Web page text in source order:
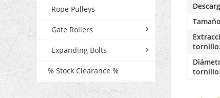
Rope Pulleys
Gate Rollers
Expanding Bolts
% Stock Clearance %
tornillo:
tornillo: